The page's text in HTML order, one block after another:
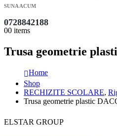
SUNA ACUM
0728842188
00 items
Trusa geometrie
Home
Shop
RECHIZITE SCOLARE,
Trusa geometrie plastic
ELSTAR GROUP